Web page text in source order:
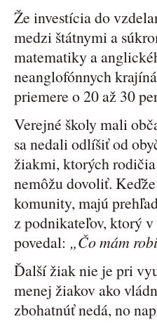
Že investícia do
medzi štátnymi a
matematiky a
neanglofónnych
priemere o 20 až 30
Verejné školy mali
sa nedali odlíšiť od
žiakmi, ktorých
nemôžu dovoliť.
komunity, majú
z podnikateľov, ktorý
povedal: „Čo mám
Ďalší žiak nie je pri
menej žiakov ako
zbohatnúť nedá, no